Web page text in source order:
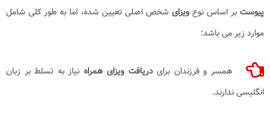
پیوست بر اساس نوع ویزای شخص اصلی تعیین شده، اما به طور کلی شامل
موارد زیر می باشد:
همسر و فرزندان برایدریافت ویزای همراه نیاز به تسلط بر زبان
انگلیسی ندارند.